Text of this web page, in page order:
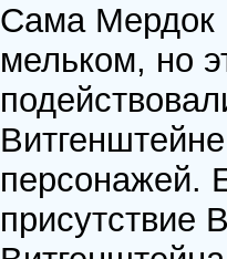
Сама Мердок
мельком, но
персонажей.
присутствие